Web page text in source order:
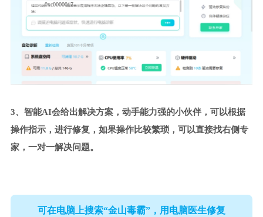
0xc0000017
3、智能AI会给出解决方案，动手能力强的小伙伴，可以根据
操作指示，进行修复，如果操作比较繁琐，可以直接找右侧专
家，一对一解决问题。
可在电脑上搜索“金山毒霸”，用电脑医生修复